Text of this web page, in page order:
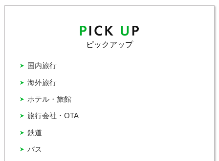
ピックアップ
バス
ホテル・旅館
国内旅行
旅行会社・OTA
海外旅行
鉄道